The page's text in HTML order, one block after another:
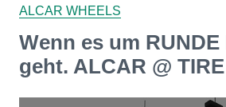
ALCAR WHEELS
Wenn es um
geht. ALCAR @